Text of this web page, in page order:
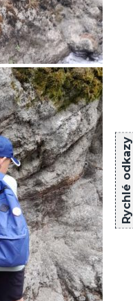
Rychlé odkazy